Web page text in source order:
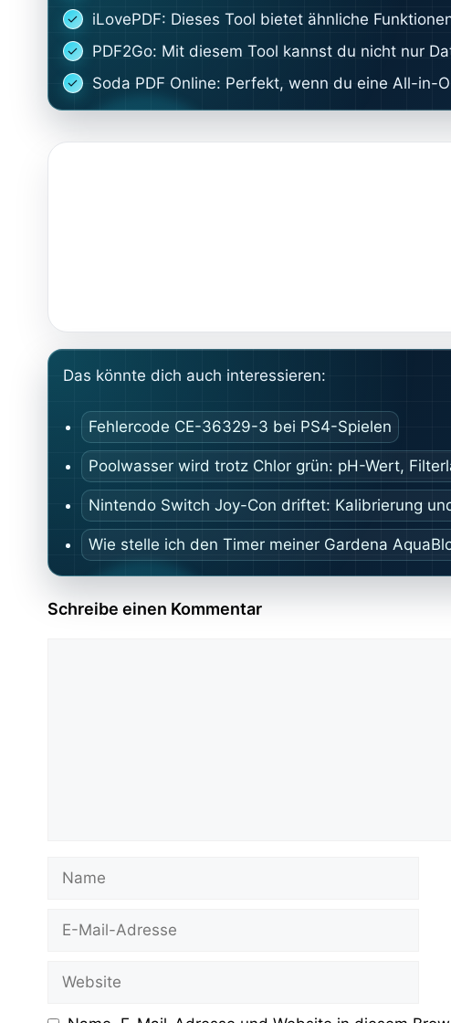
iLovePDF: Dieses Tool bietet ähnliche
PDF2Go: Mit diesem Tool kannst du nicht nur
Soda PDF Online: Perfekt, wenn du eine All-in-
Das könnte dich auch interessieren:
Fehlercode CE-36329-3 bei PS4-Spielen
Poolwasser wird trotz Chlor grün: pH-Wert,
Nintendo Switch Joy-Con driftet: Kalibrierung
Wie stelle ich den Timer meiner Gardena
Schreibe einen Kommentar
Name
Website